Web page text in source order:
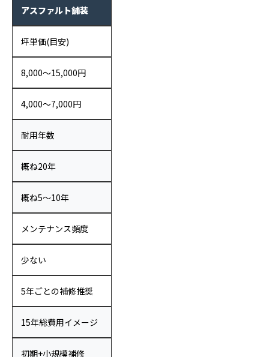
アスファルト舗装
坪単価(目安)
8,000〜15,000円
4,000〜7,000円
耐用年数
概ね20年
概ね5〜10年
メンテナンス頻度
少ない
5年ごとの補修推奨
15年総費用イメージ
初期+小規模補修